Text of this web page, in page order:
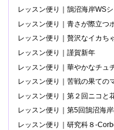
レッスン便り｜鵠沼海岸WS
レッスン便り｜青さが際立つ
レッスン便り｜贅沢なイカち
レッスン便り｜謹賀新年
レッスン便り｜華やかなチュ
レッスン便り｜苦戦の果ての
レッスン便り｜第２回ニコと
レッスン便り｜第5回鵠沼海
レッスン便り｜研究科８-